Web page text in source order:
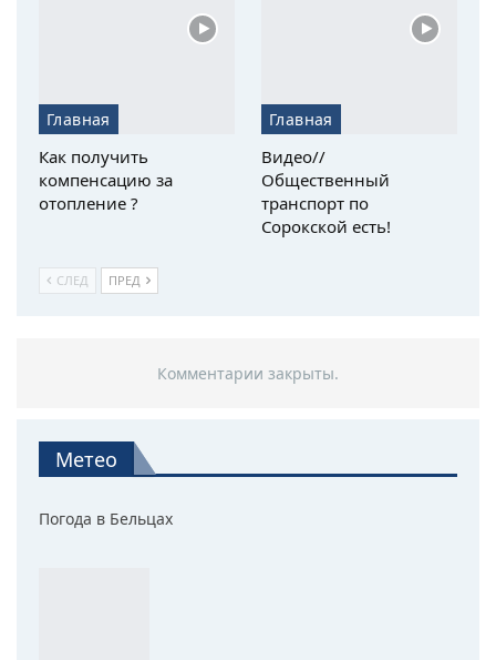
Главная
Как получить
компенсацию за
отопление ?
Главная
Видео//
Общественный
транспорт по
Сорокской есть!
СЛЕД ПРЕД
Комментарии закрыты.
Метео
Погода в Бельцах